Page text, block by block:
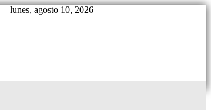
lunes, agosto 10, 2026